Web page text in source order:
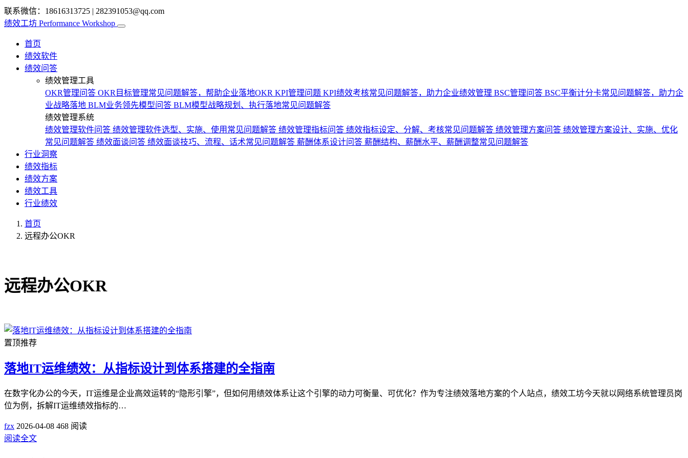
联系微信：18616313725 | 282391053@qq.com
绩效工坊 Performance Workshop
首页
绩效软件
绩效问答
绩效管理工具
OKR管理问答 OKR目标管理常见问题解答，帮助企业落地OKR KPI管理问题 KPI绩效考核常见问题解答，助力企业绩效管理 BSC管理问答 BSC平衡计分卡常见问题解答，助力企
业战略落地 BLM业务领先模型问答 BLM模型战略规划、执行落地常见问题解答
绩效管理系统
绩效管理软件问答 绩效管理软件选型、实施、使用常见问题解答 绩效管理指标问答 绩效指标设定、分解、考核常见问题解答 绩效管理方案问答 绩效管理方案设计、实施、优化
常见问题解答 绩效面谈问答 绩效面谈技巧、流程、话术常见问题解答 薪酬体系设计问答 薪酬结构、薪酬水平、薪酬调整常见问题解答
行业洞察
绩效指标
绩效方案
绩效工具
行业绩效
首页
远程办公OKR
远程办公OKR
置顶推荐
落地IT运维绩效：从指标设计到体系搭建的全指南
在数字化办公的今天，IT运维是企业高效运转的“隐形引擎”，但如何用绩效体系让这个引擎的动力可衡量、可优化？作为专注绩效落地方案的个人站点，绩效工坊今天就以网络系统管理员岗
位为例，拆解IT运维绩效指标的…
fzx 2026-04-08 468 阅读
阅读全文